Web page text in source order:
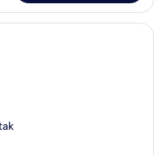
Tek Büyük Yataklı Oda |